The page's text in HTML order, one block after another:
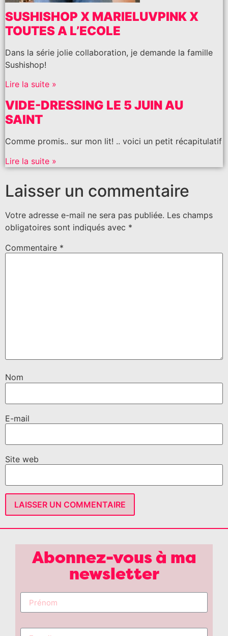
SUSHISHOP X MARIELUVPINK X
TOUTES A L’ECOLE
Dans la série jolie collaboration, je demande la famille
Sushishop!
Lire la suite »
VIDE-DRESSING LE 5 JUIN AU
SAINT
Comme promis.. sur mon lit! .. voici un petit récapitulatif
Lire la suite »
Laisser un commentaire
Votre adresse e-mail ne sera pas publiée. Les champs
obligatoires sont indiqués avec *
Commentaire *
Nom
E-mail
Site web
Abonnez-vous à ma
newsletter